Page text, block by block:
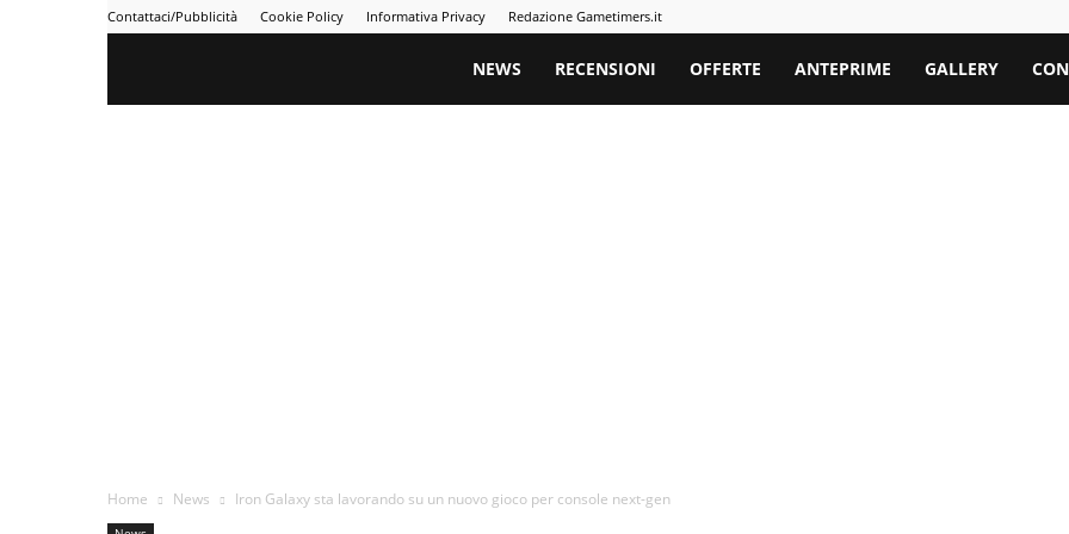
Contattaci/Pubblicità Cookie Policy Informativa Privacy Redazione Gametimers.it
Gametimers
NEWS RECENSIONI OFFERTE ANTEPRIME GALLERY
Home News Iron Galaxy sta lavorando su un nuovo gioco per console next-gen